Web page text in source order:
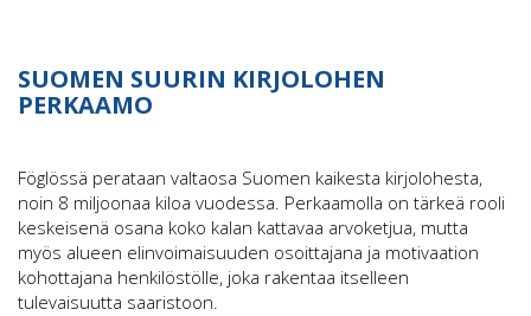
SUOMEN SUURIN KIRJOLOHEN
PERKAAMO
Föglössä perataan valtaosa Suomen kaikesta kirjolohesta,
noin 8 miljoonaa kiloa vuodessa. Perkaamolla on tärkeä rooli
keskeisenä osana koko kalan kattavaa arvoketjua, mutta
myös alueen elinvoimaisuuden osoittajana ja motivaation
kohottajana henkilöstölle, joka rakentaa itselleen
tulevaisuutta saaristoon.